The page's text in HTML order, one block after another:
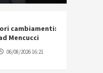
cambiamenti:
Mencucci
06/08/2026 16:21